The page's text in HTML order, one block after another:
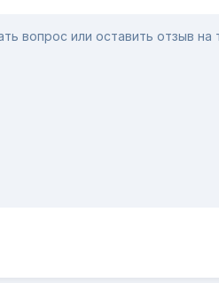
вопрос или оставить отзыв на